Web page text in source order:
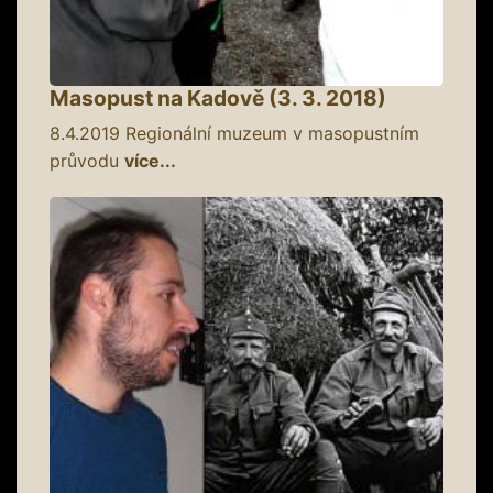
Masopust na Kadově (3. 3. 2018)
8.4.2019 Regionální muzeum v masopustním
průvodu více...